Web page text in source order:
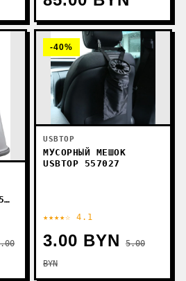
-40%
USBTOP
МУСОРНЫЙ МЕШОК
USBTOP 557027
★★★★☆ 4.1
3.00 BYN
5.00
BYN